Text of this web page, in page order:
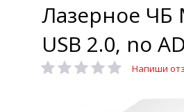
Лазерное ЧБ
USB 2.0, no
Напиши